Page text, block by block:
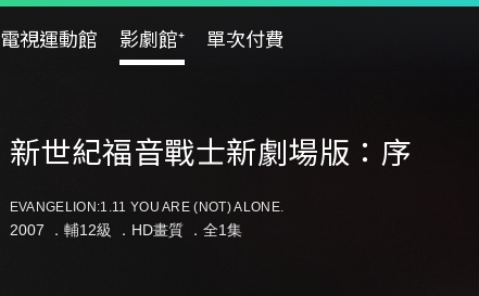
電視運動館 影劇館⁺ 單次付費
新世紀福音戰士新劇場版：序
EVANGELION:1.11 YOU ARE (NOT) ALONE.
2007 ． 輔12級 ．HD畫質 ．全1集